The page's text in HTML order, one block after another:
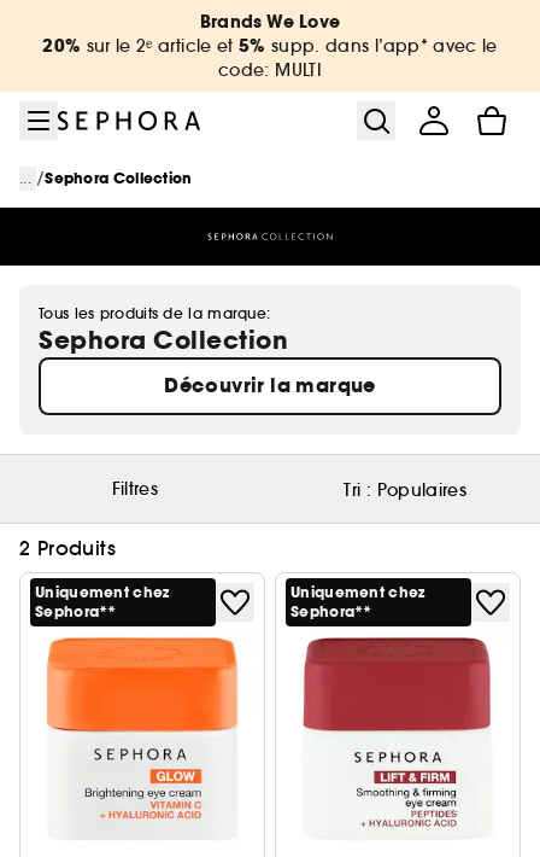
Aller au contenu principal
Aller au pied de pageBrands We Love
20% sur le 2ᵉ article et 5% supp. dans l’app* avec le
code: MULTI
... /Sephora Collection
Tous les produits de la marque:
Sephora Collection
Découvrir la marque
Filtres Tri : Populaires
2 Produits
Uniquement chez
Sephora**
Uniquement chez
Sephora**